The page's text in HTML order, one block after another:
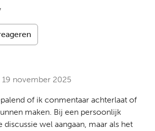
19 november 2025
of ik conmentaar achterlaat of
maken. Bij een persoonlijk
discussie wel aangaan, maar als het